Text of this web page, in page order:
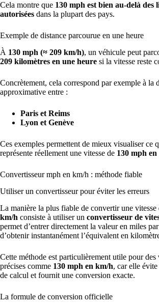
Cela montre que 130 mph est bien au-delà des
autorisées dans la plupart des pays.
Exemple de distance parcourue en une heure
À 130 mph (≈ 209 km/h), un véhicule peut
209 kilomètres en une heure si la vitesse reste
Concrètement, cela correspond par exemple à la
approximative entre :
Paris et Reims
Lyon et Genève
Ces exemples permettent de mieux visualiser ce
représente réellement une vitesse de 130 mph
Convertisseur mph en km/h : méthode fiable
Utiliser un convertisseur pour éviter les erreurs
La manière la plus fiable de convertir une vitesse
km/h consiste à utiliser un convertisseur de
permet d’entrer directement la valeur en miles
d’obtenir instantanément l’équivalent en
Cette méthode est particulièrement utile pour des
précises comme 130 mph en km/h, car elle
de calcul et fournit une conversion exacte.
La formule de conversion officielle